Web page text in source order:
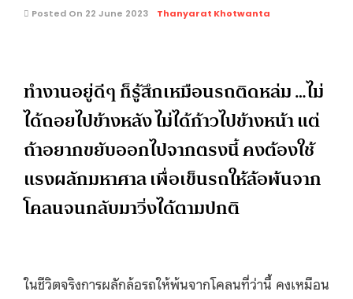
Posted On 22 June 2023 Thanyarat Khotwanta
ทำงานอยู่ดีๆ ก็รู้สึกเหมือนรถติดหล่ม …ไม่
ได้ถอยไปข้างหลัง ไม่ได้ก้าวไปข้างหน้า แต่
ถ้าอยากขยับออกไปจากตรงนี้ คงต้องใช้
แรงผลักมหาศาล เพื่อเข็นรถให้ล้อพ้นจาก
โคลนจนกลับมาวิ่งได้ตามปกติ
ในชีวิตจริงการผลักล้อรถให้พ้นจากโคลนที่ว่านี้ คงเหมือน